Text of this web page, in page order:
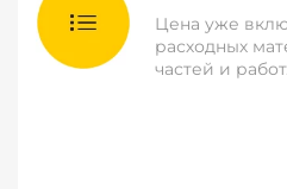
Цена уже
расходных
частей и работ.